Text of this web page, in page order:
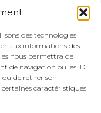
des technologies
aux informations des
nous permettra de
de navigation ou les ID
ou de retirer son
caractéristiques